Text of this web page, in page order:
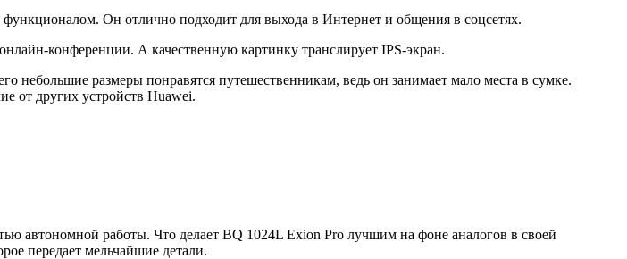
Он отлично подходит для выхода в Интернет и общения в соцсетях.
конференции. А качественную картинку транслирует IPS-экран.
небольшие размеры понравятся путешественникам, ведь он занимает мало места в сумке.
от других устройств Huawei.
автономной работы. Что делает BQ 1024L Exion Pro лучшим на фоне аналогов в своей
передает мельчайшие детали.